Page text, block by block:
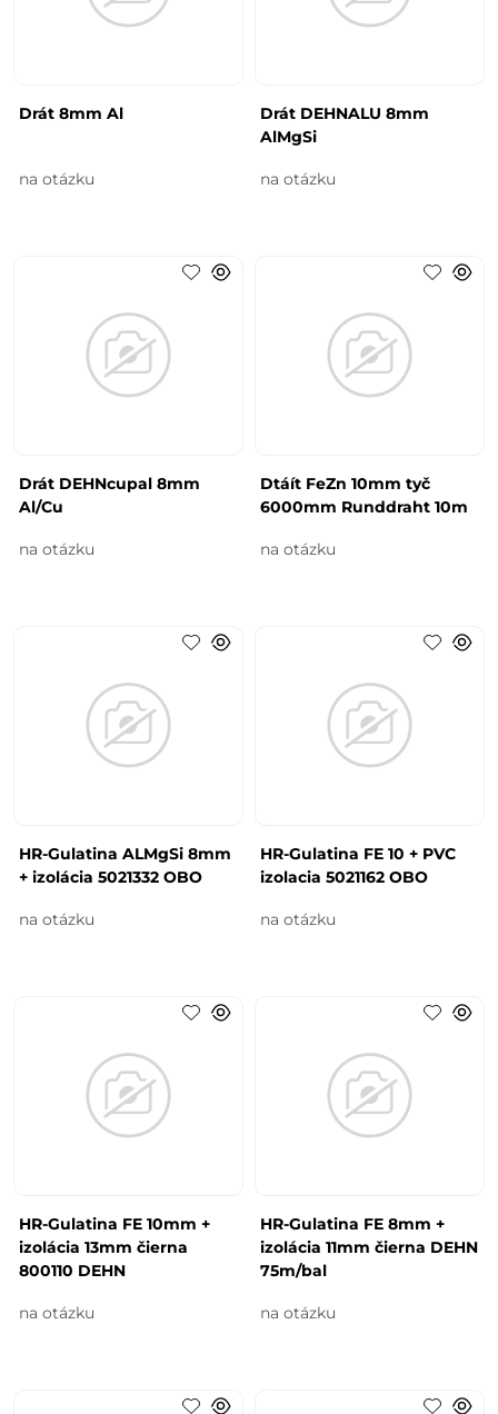
Drát 8mm Al
na otázku
Drát DEHNALU 8mm
AlMgSi
na otázku
Drát DEHNcupal 8mm
Al/Cu
na otázku
Dtáít FeZn 10mm tyč
6000mm Runddraht 10m
na otázku
HR-Gulatina ALMgSi 8mm
+ izolácia 5021332 OBO
na otázku
HR-Gulatina FE 10 + PVC
izolacia 5021162 OBO
na otázku
HR-Gulatina FE 10mm +
izolácia 13mm čierna
800110 DEHN
na otázku
HR-Gulatina FE 8mm +
izolácia 11mm čierna DEHN
75m/bal
na otázku